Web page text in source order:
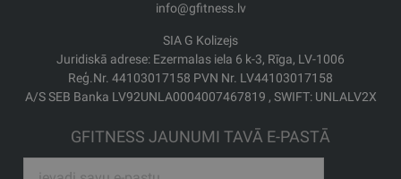
info@gfitness.lv
SIA G Kolizejs
Juridiskā adrese: Ezermalas iela 6 k-3, Rīga, LV-1006
Reģ.Nr. 44103017158 PVN Nr. LV44103017158
A/S SEB Banka LV92UNLA0004007467819 , SWIFT: UNLALV2X
GFITNESS JAUNUMI TAVĀ E-PASTĀ